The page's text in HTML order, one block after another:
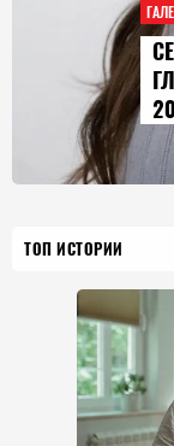
ТОП ИСТОРИИ